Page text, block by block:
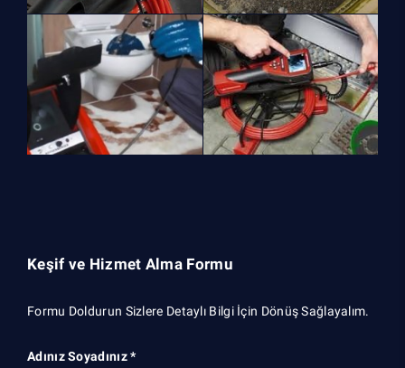
Keşif ve Hizmet Alma Formu
Formu Doldurun Sizlere Detaylı Bilgi İçin Dönüş Sağlayalım.
Adınız Soyadınız *